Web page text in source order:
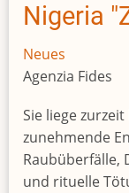
Nigeria
Neues
Agenzia Fides
Sie liege
zunehmende
Raubüberfälle,
und rituelle